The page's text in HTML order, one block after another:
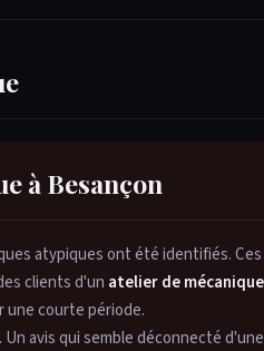
à Besançon
atypiques ont été identifiés.
clients d'un atelier de
une courte période.
avis qui semble déconnecté